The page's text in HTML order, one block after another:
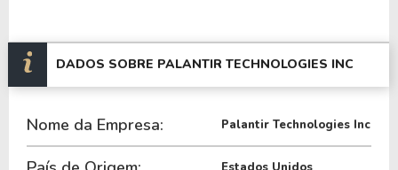
categorizada na indústria de Software -
Infraestrutura, com presença global, e
operações da Palantir estão divididas da
seguinte forma:
DADOS SOBRE PALANTIR TECHNOLOGIES INC
Nome da Empresa: Palantir Technologies Inc